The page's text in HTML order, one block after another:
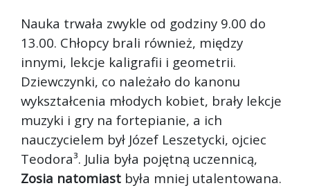
Nauka trwała zwykle od godziny 9.00 do
13.00. Chłopcy brali również, między
innymi, lekcje kaligrafii i geometrii.
Dziewczynki, co należało do kanonu
wykształcenia młodych kobiet, brały lekcje
muzyki i gry na fortepianie, a ich
nauczycielem był Józef Leszetycki, ojciec
Teodora³. Julia była pojętną uczennicą,
Zosia natomiast była mniej utalentowana.